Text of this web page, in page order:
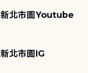
新北市圖Youtube
新北市圖IG